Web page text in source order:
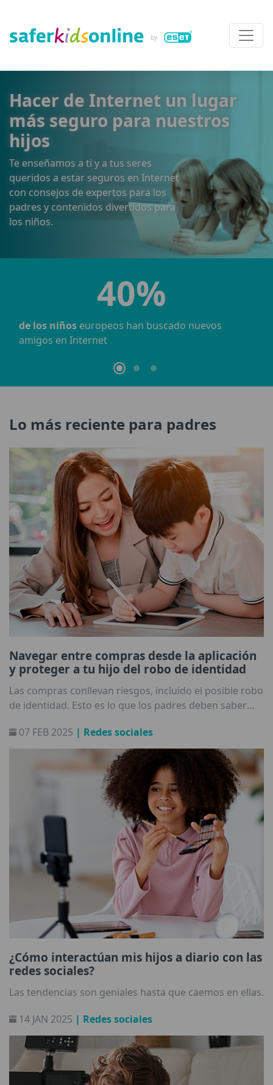
Hacer de Internet un lugar
más seguro para nuestros
hijos
Te enseñamos a ti y a tus seres
queridos a estar seguros en Internet
con consejos de expertos para los
padres y contenidos divertidos para
los niños.
34%
de los estudiantes dicenhaber sido víctimas de
ciberacoso
Lo más reciente para padres
Navegar entre compras desde la aplicación
y proteger a tu hijo del robo de identidad
Las compras conllevan riesgos, incluido el posible robo
de identidad. Esto es lo que los padres deben saber
07 FEB 2025 | Redes sociales
¿Cómo interactúan mis hijos a diario con las
redes sociales?
Las tendencias son geniales hasta que caemos en ellas.
14 JAN 2025 | Redes sociales